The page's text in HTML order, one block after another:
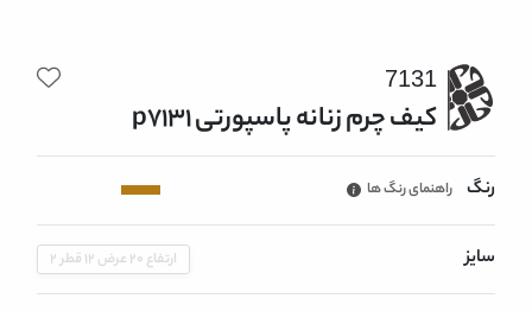
7131
کیف چرم زنانه پاسپورتی p7131
رنگ راهنمای رنگ ها
سایز ارتفاع 20 عرض 12 قطر 2